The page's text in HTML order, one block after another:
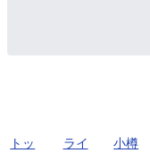
トッ
ライ
小樽